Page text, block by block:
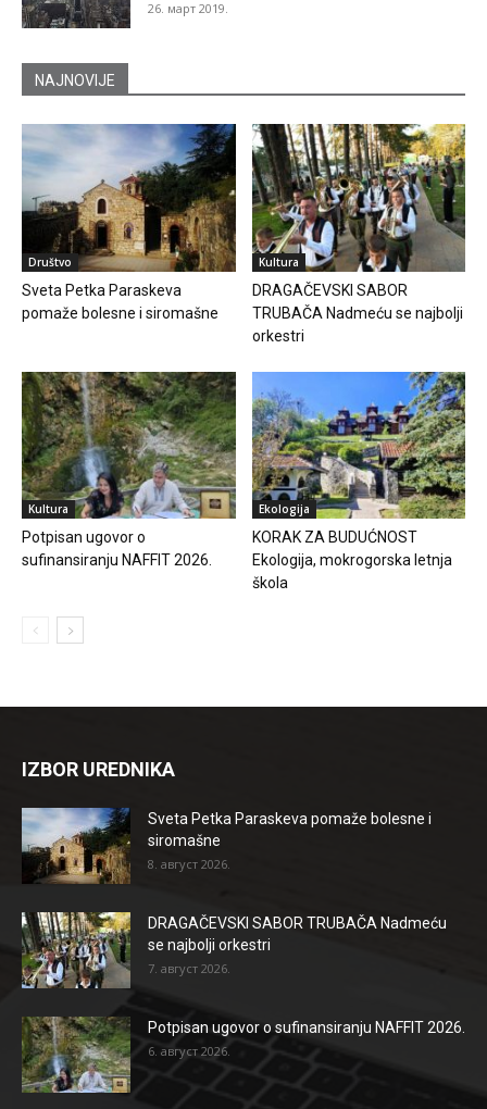
26. март 2019.
NAJNOVIJE
Društvo
Sveta Petka Paraskeva
pomaže bolesne i siromašne
Kultura
DRAGAČEVSKI SABOR
TRUBAČA Nadmeću se najbolji
orkestri
Kultura
Potpisan ugovor o
sufinansiranju NAFFIT 2026.
Ekologija
KORAK ZA BUDUĆNOST
Ekologija, mokrogorska letnja
škola
IZBOR UREDNIKA
Sveta Petka Paraskeva pomaže bolesne i
siromašne
8. август 2026.
DRAGAČEVSKI SABOR TRUBAČA Nadmeću
se najbolji orkestri
7. август 2026.
Potpisan ugovor o sufinansiranju NAFFIT 2026.
6. август 2026.